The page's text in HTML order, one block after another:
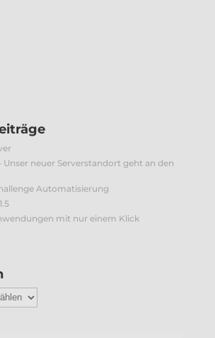
Unser neuer Serverstandort geht an den
Automatisierung
mit nur einem Klick